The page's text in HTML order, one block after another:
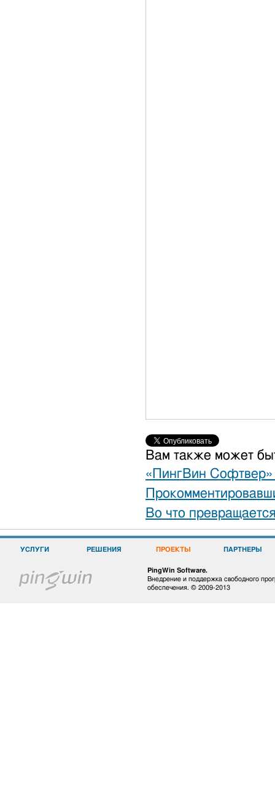
Вам также может
«ПингВин Софтвер»
Во что
УСЛУГИ РЕШЕНИЯ ПРОЕКТЫ ПАРТНЕРЫ
PingWin Software.
Внедрение и поддержка свободного
обеспечения. © 2009-2013